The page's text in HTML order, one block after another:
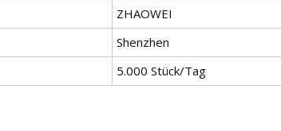
ZHAOWEI
Shenzhen
5.000 Stück/Tag